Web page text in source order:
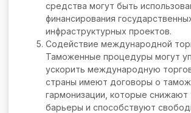
средства могут быть
финансирования
инфраструктурных проектов.
Содействие международной
Таможенные процедуры могут
ускорить международную
страны имеют договоры о
гармонизации, которые
барьеры и способствуют